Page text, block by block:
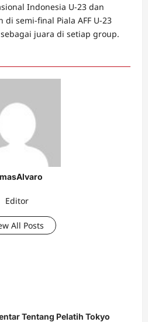
Indonesia U-23 dan
semi-final Piala AFF U-23
juara di setiap group.
Editor
All Posts
Tentang Pelatih Tokyo